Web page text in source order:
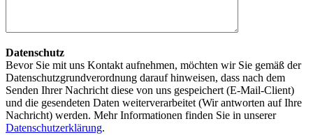
Datenschutz
Bevor Sie mit uns Kontakt aufnehmen, möchten wir Sie gemäß der
Datenschutzgrundverordnung darauf hinweisen, dass nach dem
Senden Ihrer Nachricht diese von uns gespeichert (E-Mail-Client)
und die gesendeten Daten weiterverarbeitet (Wir antworten auf Ihre
Nachricht) werden. Mehr Informationen finden Sie in unserer
Datenschutzerklärung.